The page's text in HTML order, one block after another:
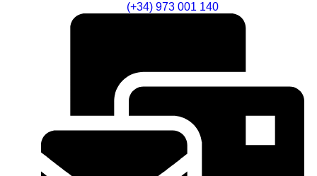
(+34) 973 001 140